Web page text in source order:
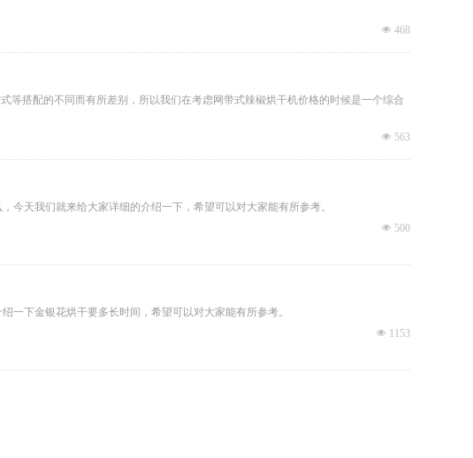
넶 468
等搭配的不同而有所差别，所以我们在考虑网带式辣椒烘干机价格的时候是一个综合
넶 563
天我们就来给大家详细的介绍一下，希望可以对大家能有所参考。
넶 500
一下金银花烘干要多长时间，希望可以对大家能有所参考。
넶 1153